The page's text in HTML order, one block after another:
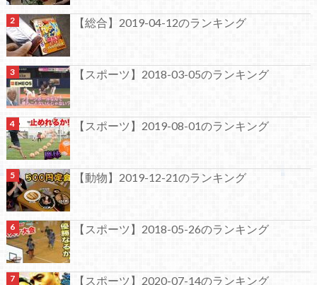
【総合】2019-04-12のランキング
【スポーツ】2018-03-05のランキング
【スポーツ】2019-08-01のランキング
【動物】2019-12-21のランキング
【スポーツ】2018-05-26のランキング
【スポーツ】2020-07-14のランキング